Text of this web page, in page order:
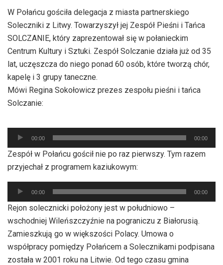
W Połańcu gościła delegacja z miasta partnerskiego
Soleczniki z Litwy. Towarzyszył jej Zespół Pieśni i Tańca
SOLCZANIE, który zaprezentował się w połanieckim
Centrum Kultury i Sztuki. Zespół Solczanie działa już od 35
lat, uczęszcza do niego ponad 60 osób, które tworzą chór,
kapelę i 3 grupy taneczne.
Mówi Regina Sokołowicz prezes zespołu pieśni i tańca
Solczanie:
Odtwarzacz
plików
dźwiękowych
00:00 00:00
Zespół w Połańcu gościł nie po raz pierwszy. Tym razem
przyjechał z programem kaziukowym:
Odtwarzacz
plików
dźwiękowych
00:00 00:00
Rejon solecznicki położony jest w południowo –
wschodniej Wileńszczyźnie na pograniczu z Białorusią.
Zamieszkują go w większości Polacy. Umowa o
współpracy pomiędzy Połańcem a Solecznikami podpisana
została w 2001 roku na Litwie. Od tego czasu gmina